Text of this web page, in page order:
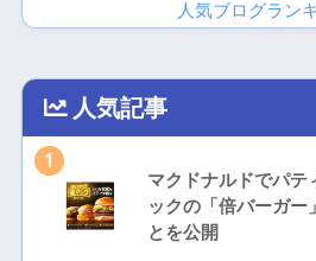
人気ブログラン
人気記事
1
マクドナルドでパテ
ックの「倍バーガー
とを公開